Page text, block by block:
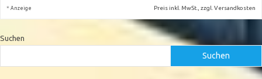
* Anzeige Preis inkl. MwSt., zzgl. Versandkosten
Suchen
Suchen